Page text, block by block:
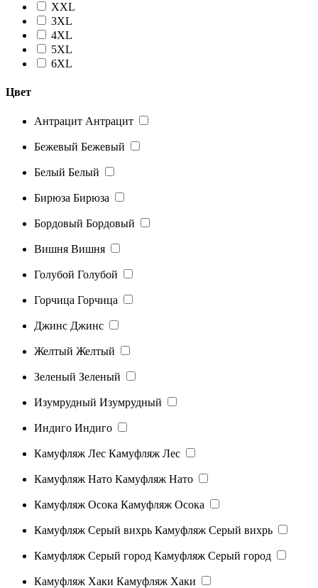
XXL
3XL
4XL
5XL
6XL
Цвет
Антрацит Антрацит
Бежевый Бежевый
Белый Белый
Бирюза Бирюза
Бордовый Бордовый
Вишня Вишня
Голубой Голубой
Горчица Горчица
Джинс Джинс
Желтый Желтый
Зеленый Зеленый
Изумрудный Изумрудный
Индиго Индиго
Камуфляж Лес Камуфляж Лес
Камуфляж Нато Камуфляж Нато
Камуфляж Осока Камуфляж Осока
Камуфляж Серый вихрь Камуфляж Серый вихрь
Камуфляж Серый город Камуфляж Серый город
Камуфляж Хаки Камуфляж Хаки